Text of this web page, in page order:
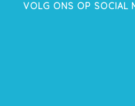
VOLG ONS OP SOCIAL